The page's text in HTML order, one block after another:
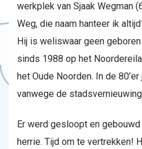
werkplek van Sjaak Wegman
Weg, die naam hanteer ik
Hij is weliswaar geen
sinds 1988 op het
het Oude Noorden. In de
vanwege de
Er werd gesloopt en
herrie. Tijd om te vertrekken!